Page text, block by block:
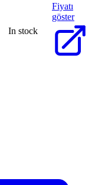
In stock
Fiyatı
göster